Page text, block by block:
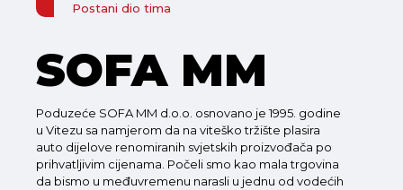
Postani dio tima
SOFA MM
Poduzeće SOFA MM d.o.o. osnovano je 1995. godine
u Vitezu sa namjerom da na viteško tržište plasira
auto dijelove renomiranih svjetskih proizvođača po
prihvatljivim cijenama. Počeli smo kao mala trgovina
da bismo u međuvremenu narasli u jednu od vodećih